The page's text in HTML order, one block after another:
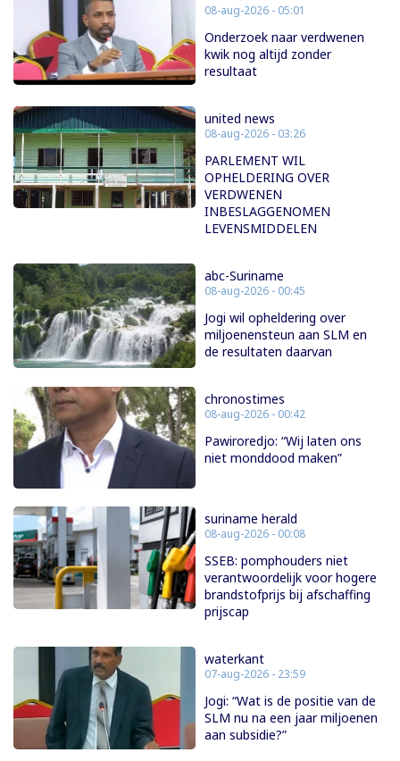
08-aug-2026 - 05:01
Onderzoek naar verdwenen
kwik nog altijd zonder
resultaat
united news
08-aug-2026 - 03:26
PARLEMENT WIL
OPHELDERING OVER
VERDWENEN
INBESLAGGENOMEN
LEVENSMIDDELEN
abc-Suriname
08-aug-2026 - 00:45
Jogi wil opheldering over
miljoenensteun aan SLM en
de resultaten daarvan
chronostimes
08-aug-2026 - 00:42
Pawiroredjo: “Wij laten ons
niet monddood maken”
suriname herald
08-aug-2026 - 00:08
SSEB: pomphouders niet
verantwoordelijk voor hogere
brandstofprijs bij afschaffing
prijscap
waterkant
07-aug-2026 - 23:59
Jogi: “Wat is de positie van de
SLM nu na een jaar miljoenen
aan subsidie?”